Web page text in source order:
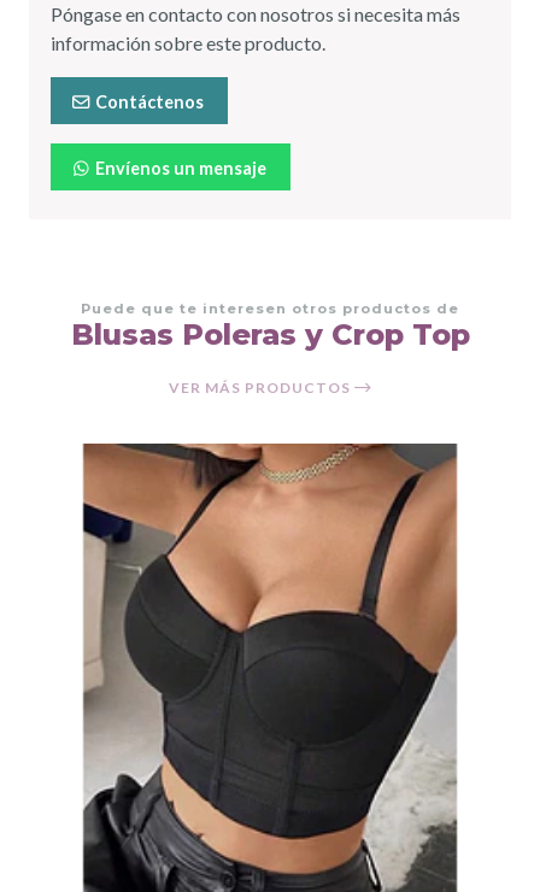
Póngase en contacto con nosotros si necesita más
información sobre este producto.
Contáctenos
Envíenos un mensaje
Puede que te interesen otros productos de
Blusas Poleras y Crop Top
VER MÁS PRODUCTOS